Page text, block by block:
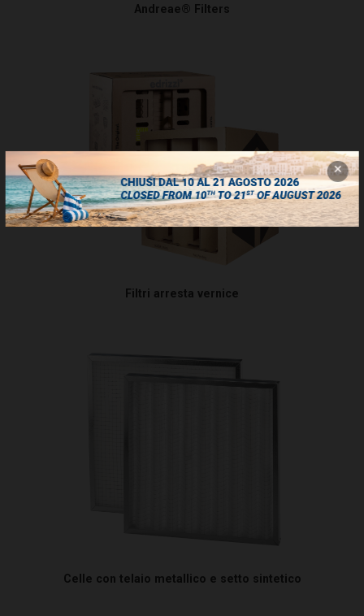
Andreae® Filters
Filtri arresta vernice
Celle con telaio metallico e setto sintetico